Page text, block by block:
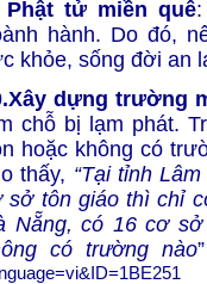
Phật tử miền quê:
hành. Do đó,
khỏe, sống đời an
Xây dựng trường
chỗ bị lạm phát.
hoặc không có
thấy, “Tại tỉnh
sở tôn giáo thì chỉ
Nẵng, có 16 cơ sở
có trường nào